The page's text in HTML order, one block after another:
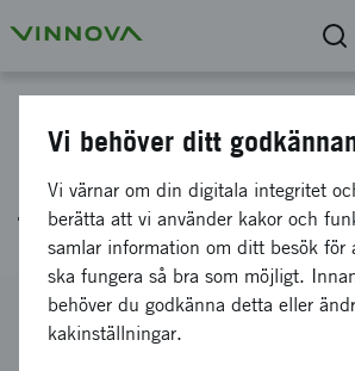
Labbsamordning
trafikomställning
Diarienummer
2025-01625
Vi behöver ditt
Vi värnar om din digitala integritet
berätta att vi använder kakor och
samlar information om ditt besök för
ska fungera så bra som möjligt.
behöver du godkänna detta eller
kakinställningar.